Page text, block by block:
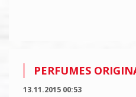
PERFUMES
13.11.2015 00:53